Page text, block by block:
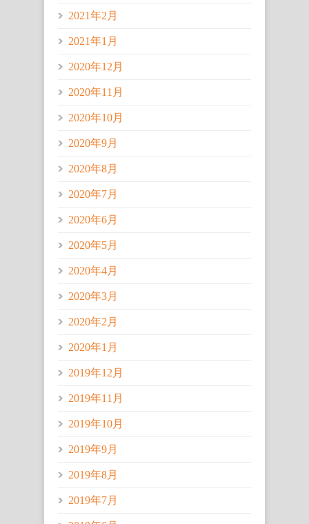
2021年2月
2021年1月
2020年12月
2020年11月
2020年10月
2020年9月
2020年8月
2020年7月
2020年6月
2020年5月
2020年4月
2020年3月
2020年2月
2020年1月
2019年12月
2019年11月
2019年10月
2019年9月
2019年8月
2019年7月